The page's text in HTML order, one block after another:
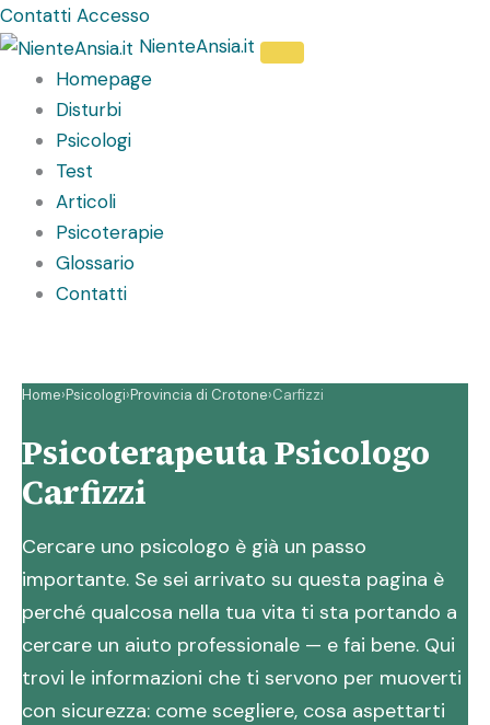
Vai
al
contenuto
Contatti Accesso
NienteAnsia.it
Homepage
Disturbi
Psicologi
Test
Articoli
Psicoterapie
Glossario
Contatti
Home›Psicologi›Provincia di Crotone›Carfizzi
Psicoterapeuta Psicologo
Carfizzi
Cercare uno psicologo è già un passo
importante. Se sei arrivato su questa pagina è
perché qualcosa nella tua vita ti sta portando a
cercare un aiuto professionale — e fai bene. Qui
trovi le informazioni che ti servono per muoverti
con sicurezza: come scegliere, cosa aspettarti